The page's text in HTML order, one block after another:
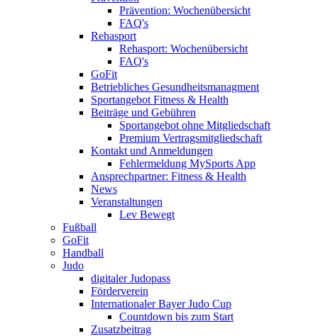
Prävention: Wochenübersicht
FAQ's
Rehasport
Rehasport: Wochenübersicht
FAQ's
GoFit
Betriebliches Gesundheitsmanagment
Sportangebot Fitness & Health
Beiträge und Gebühren
Sportangebot ohne Mitgliedschaft
Premium Vertragsmitgliedschaft
Kontakt und Anmeldungen
Fehlermeldung MySports App
Ansprechpartner: Fitness & Health
News
Veranstaltungen
Lev Bewegt
Fußball
GoFit
Handball
Judo
digitaler Judopass
Förderverein
Internationaler Bayer Judo Cup
Countdown bis zum Start
Zusatzbeitrag